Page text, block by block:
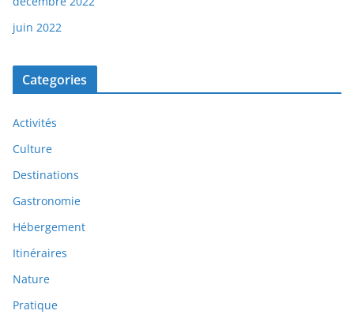
juin 2022
Categories
Activités
Culture
Destinations
Gastronomie
Hébergement
Itinéraires
Nature
Pratique